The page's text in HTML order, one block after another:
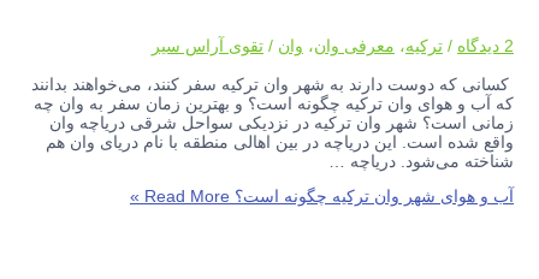
2 دیدگاه /ترکیه، معرفی وان، وان /تقوی آراس سیر
کسانی که دوست دارند به شهر وان ترکیه سفر کنند، می‌خواهند بدانند
که آب و هوای وان ترکیه چگونه است؟ و بهترین زمان سفر به وان چه
زمانی است؟ شهر وان ترکیه در نزدیکی سواحل شرقی دریاچه وان
واقع شده است. این دریاچه در بین اهالی منطقه با نام دریای وان هم
شناخته می‌شود. دریاچه …
آب و هوای شهر وان ترکیه چگونه است؟